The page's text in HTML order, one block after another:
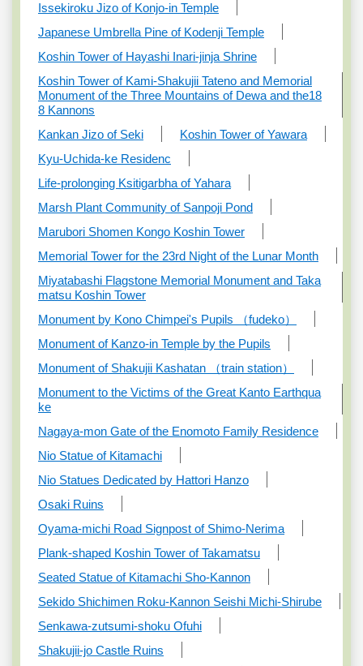
Issekiroku Jizo of Konjo-in Temple
Japanese Umbrella Pine of Kodenji Temple
Koshin Tower of Hayashi Inari-jinja Shrine
Koshin Tower of Kami-Shakujii Tateno and Memorial
Monument of the Three Mountains of Dewa and the18
8 Kannons
Kankan Jizo of Seki
Koshin Tower of Yawara
Kyu-Uchida-ke Residenc
Life-prolonging Ksitigarbha of Yahara
Marsh Plant Community of Sanpoji Pond
Marubori Shomen Kongo Koshin Tower
Memorial Tower for the 23rd Night of the Lunar Month
Miyatabashi Flagstone Memorial Monument and Taka
matsu Koshin Tower
Monument by Kono Chimpei's Pupils （fudeko）
Monument of Kanzo-in Temple by the Pupils
Monument of Shakujii Kashatan （train station）
Monument to the Victims of the Great Kanto Earthqua
ke
Nagaya-mon Gate of the Enomoto Family Residence
Nio Statue of Kitamachi
Nio Statues Dedicated by Hattori Hanzo
Osaki Ruins
Oyama-michi Road Signpost of Shimo-Nerima
Plank-shaped Koshin Tower of Takamatsu
Seated Statue of Kitamachi Sho-Kannon
Sekido Shichimen Roku-Kannon Seishi Michi-Shirube
Senkawa-zutsumi-shoku Ofuhi
Shakujii-jo Castle Ruins